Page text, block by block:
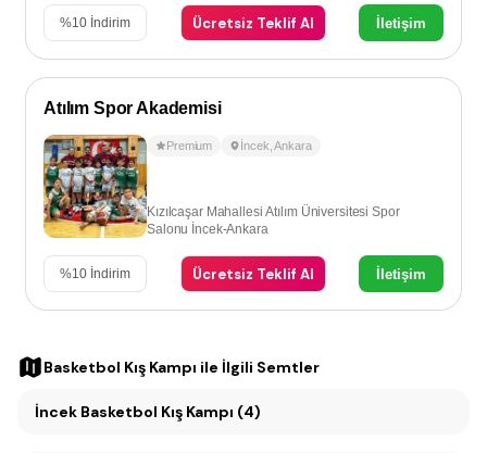
%10 İndirim Ücretsiz Teklif Al İletişim
Atılım Spor Akademisi
Premium İncek ,Ankara
Kızılcaşar Mahallesi Atılım Üniversitesi Spor
Salonu İncek-Ankara
%10 İndirim Ücretsiz Teklif Al İletişim
Basketbol Kış Kampı ile İlgili Semtler
İncek Basketbol Kış Kampı (4)